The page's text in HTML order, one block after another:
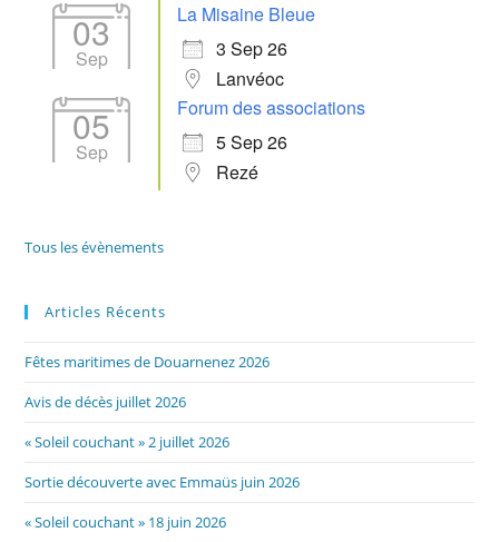
03
Sep
La Misaine Bleue
3 Sep 26
Lanvéoc
05
Sep
Forum des associations
5 Sep 26
Rezé
Tous les évènements
Articles Récents
Fêtes maritimes de Douarnenez 2026
Avis de décès juillet 2026
« Soleil couchant » 2 juillet 2026
Sortie découverte avec Emmaüs juin 2026
« Soleil couchant » 18 juin 2026